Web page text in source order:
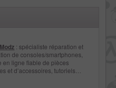
: spécialiste réparation et
de consoles/smartphones,
en ligne fiable de pièces
et d’accessoires, tutoriels…